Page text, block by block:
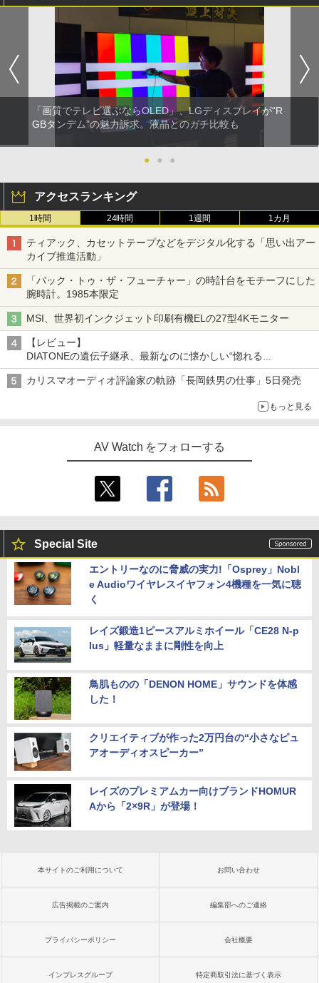
「画質でテレビ選ぶならOLED」、LGディスプレイが“R
GBタンデム”の魅力訴求。液晶とのガチ比較も
● ● ●
アクセスランキング
1時間 24時間 1週間 1カ月
ティアック、カセットテープなどをデジタル化する「思い出アー
カイブ推進活動」
「バック・トゥ・ザ・フューチャー」の時計台をモチーフにした
腕時計。1985本限定
MSI、世界初インクジェット印刷有機ELの27型4Kモニター
【レビュー】
DIATONEの遺伝子継承、最新なのに懐かしい“惚れる
音”Tecnologia e Cuore「DS-TC52B」を聴く
カリスマオーディオ評論家の軌跡「長岡鉄男の仕事」5日発売
もっと見る
AV Watch をフォローする
Special Site
エントリーなのに脅威の実力!「Osprey」Nobl
e Audioワイヤレスイヤフォン4機種を一気に聴
く
レイズ鍛造1ピースアルミホイール「CE28 N-p
lus」軽量なままに剛性を向上
鳥肌ものの「DENON HOME」サウンドを体感
した！
クリエイティブが作った2万円台の“小さなピュ
アオーディオスピーカー”
レイズのプレミアムカー向けブランドHOMUR
Aから「2×9R」が登場！
本サイトのご利用について お問い合わせ
広告掲載のご案内 編集部へのご連絡
プライバシーポリシー 会社概要
インプレスグループ 特定商取引法に基づく表示